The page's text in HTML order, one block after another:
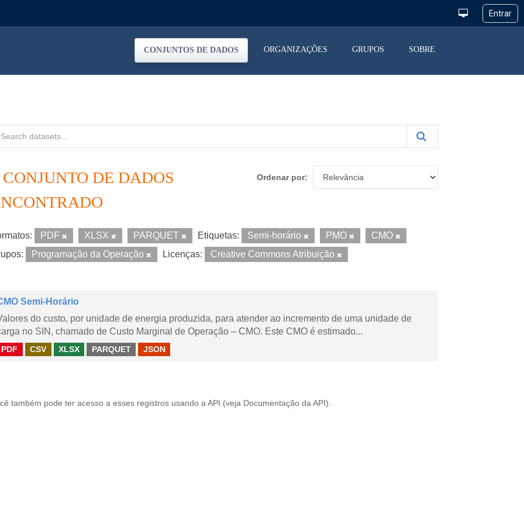
CONJUNTOS DE DADOS ORGANIZAÇÕES GRUPOS SOBRE
Ordenar por
CONJUNTO DE DADOS
PDF XLSX PARQUET Etiquetas: Semi-horário PMO
CMO
Programação da Operação Licenças: Creative Commons Atribuição
Semi-Horário
do custo, por unidade de energia produzida, para atender ao incremento de uma unidade de
no SIN, chamado de Custo Marginal de Operação – CMO. Este CMO é estimado...
PDF CSV XLSX PARQUET JSON
também pode ter acesso a esses registros usando a API (veja Documentação da API ).